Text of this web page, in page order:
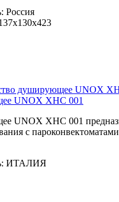
Россия
UNOX XHC 001
UNOX XHC 001
с
ИТАЛИЯ